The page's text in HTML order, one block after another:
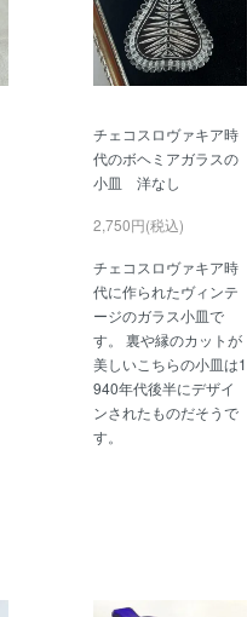
チェコスロヴァキア時
代のボヘミアガラスの
小皿 洋なし
2,750円(税込)
チェコスロヴァキア時
代に作られたヴィンテ
ージのガラス小皿で
す。 裏や縁のカットが
美しいこちらの小皿は1
940年代後半にデザイ
ンされたものだそうで
す。